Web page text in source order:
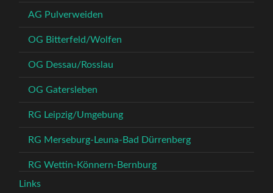
AG Pulverweiden
OG Bitterfeld/Wolfen
OG Dessau/Rosslau
OG Gatersleben
RG Leipzig/Umgebung
RG Merseburg-Leuna-Bad Dürrenberg
RG Wettin-Könnern-Bernburg
Links